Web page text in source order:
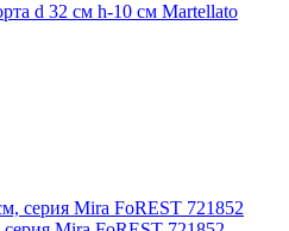
d 32 см h-10 см Martellato